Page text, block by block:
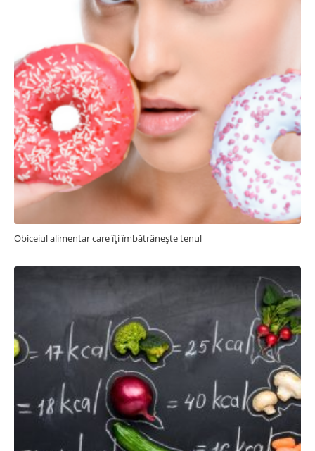
Obiceiul alimentar care îți îmbătrânește tenul